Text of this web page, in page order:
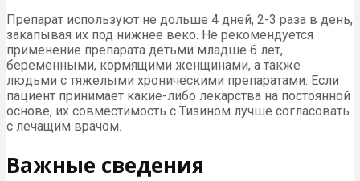
Препарат используют не дольше 4 дней, 2-3 раза в день,
закапывая их под нижнее веко. Не рекомендуется
применение препарата детьми младше 6 лет,
беременными, кормящими женщинами, а также
людьми с тяжелыми хроническими препаратами. Если
пациент принимает какие-либо лекарства на постоянной
основе, их совместимость с Тизином лучше согласовать
с лечащим врачом.
Важные сведения